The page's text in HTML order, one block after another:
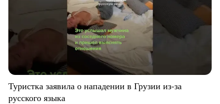
Туристка заявила о нападении в Грузии из-за
русского языка